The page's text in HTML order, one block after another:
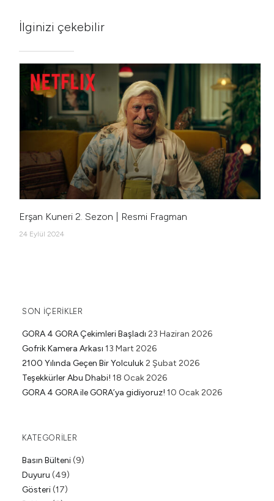
İlginizi çekebilir
Erşan Kuneri 2. Sezon | Resmi Fragman
24 Eylül 2024
SON İÇERIKLER
GORA 4 GORA Çekimleri Başladı 23 Haziran 2026
Gofrik Kamera Arkası 13 Mart 2026
2100 Yılında Geçen Bir Yolculuk2 Şubat 2026
Teşekkürler Abu Dhabi! 18 Ocak 2026
GORA 4 GORA ile GORA’ya gidiyoruz! 10 Ocak 2026
KATEGORILER
Basın Bülteni(9)
Duyuru (49)
Gösteri(17)